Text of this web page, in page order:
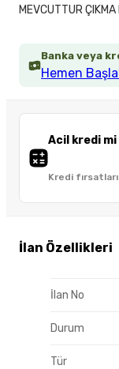
Banka veya
Hemen
Acil kredi mi
Kredi
İlan Özellikleri
İlan No
Durum
Tür
MEVCUTTUR